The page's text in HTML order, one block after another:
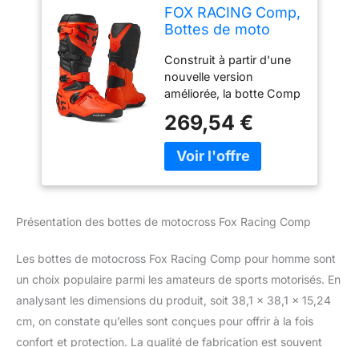
FOX RACING Comp,
Bottes de moto
Orange Fluo, 48 EU,
Orange fluo., 48 EU
Construit à partir d'une
nouvelle version
améliorée, la botte Comp
instantané et un
excellent ajustement.
Dessus en cuir
durabilité supérieurs. Le
fermeture à quatre
boucles réglables offre
un ajustement
verrouillé. Les protège-
269,54 €
Présentation des bottes de motocross Fox Racing Comp
Les bottes de motocross Fox Racing Comp pour homme sont
un choix populaire parmi les amateurs de sports motorisés. En
analysant les dimensions du produit, soit 38,1 x 38,1 x 15,24
cm, on constate qu’elles sont conçues pour offrir à la fois
confort et protection. La qualité de fabrication est souvent